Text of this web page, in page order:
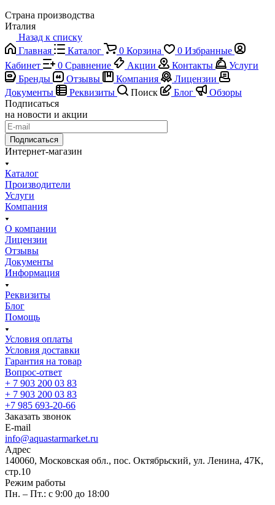
Страна производства
Италия
Назад к списку
Главная
Каталог 0 Корзина 0 Избранные
Кабинет
0 Сравнение Акции Контакты
Услуги
Бренды
Отзывы Компания
Лицензии
Документы
Реквизиты Поиск Блог
Обзоры
Подписаться
на новости и акции
Подписаться
Интернет-магазин
Каталог
Производители
Услуги
Компания
О компании
Лицензии
Отзывы
Документы
Информация
Реквизиты
Блог
Помощь
Условия оплаты
Условия доставки
Гарантия на товар
Вопрос-ответ
+ 7 903 200 03 83
+ 7 903 200 03 83
+7 985 693-20-66
Заказать звонок
E-mail
info@aquastarmarket.ru
Адрес
140060, Московская обл., пос. Октябрьский, ул. Ленина, 47К,
стр.10
Режим работы
Пн. – Пт.: с 9:00 до 18:00